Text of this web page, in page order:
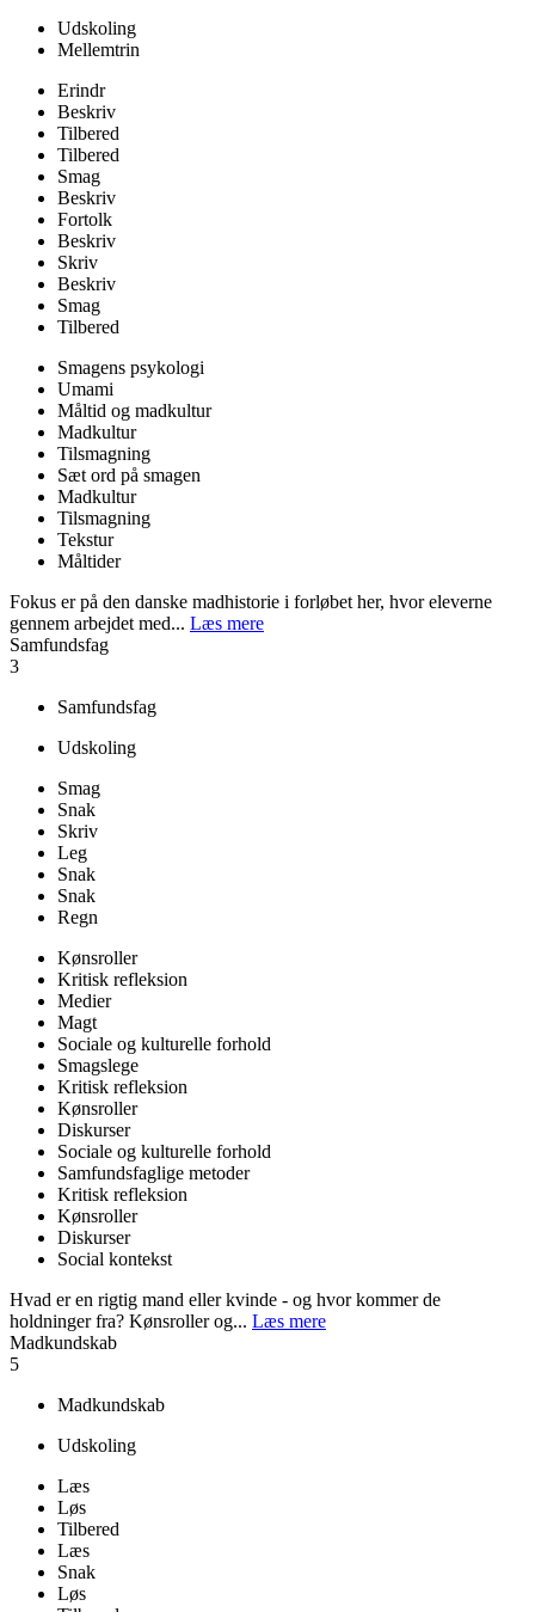
Udskoling
Mellemtrin
Erindr
Beskriv
Tilbered
Tilbered
Smag
Beskriv
Fortolk
Beskriv
Skriv
Beskriv
Smag
Tilbered
Smagens psykologi
Umami
Måltid og madkultur
Madkultur
Tilsmagning
Sæt ord på smagen
Madkultur
Tilsmagning
Tekstur
Måltider
Fokus er på den danske madhistorie i forløbet her, hvor eleverne
gennem arbejdet med... Læs mere
Samfundsfag
3
Samfundsfag
Udskoling
Smag
Snak
Skriv
Leg
Snak
Snak
Regn
Kønsroller
Kritisk refleksion
Medier
Magt
Sociale og kulturelle forhold
Smagslege
Kritisk refleksion
Kønsroller
Diskurser
Sociale og kulturelle forhold
Samfundsfaglige metoder
Kritisk refleksion
Kønsroller
Diskurser
Social kontekst
Hvad er en rigtig mand eller kvinde - og hvor kommer de
holdninger fra? Kønsroller og... Læs mere
Madkundskab
5
Madkundskab
Udskoling
Læs
Løs
Tilbered
Læs
Snak
Løs